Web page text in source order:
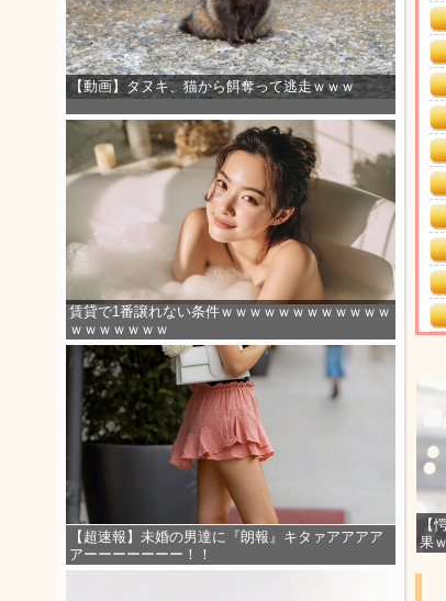
【動画】タヌキ、猫から餌奪って逃走ｗｗｗ
賃貸で1番譲れない条件ｗｗｗｗｗｗｗｗｗｗｗｗ
ｗｗｗｗｗｗｗ
【超速報】未婚の男達に『朗報』キタァアアアア
アーーーーーーー！！
【
果